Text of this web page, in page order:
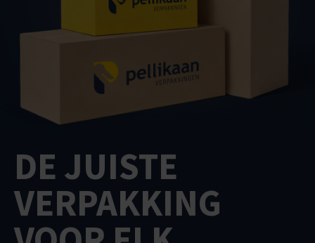
DE JUISTE
VERPAKKING